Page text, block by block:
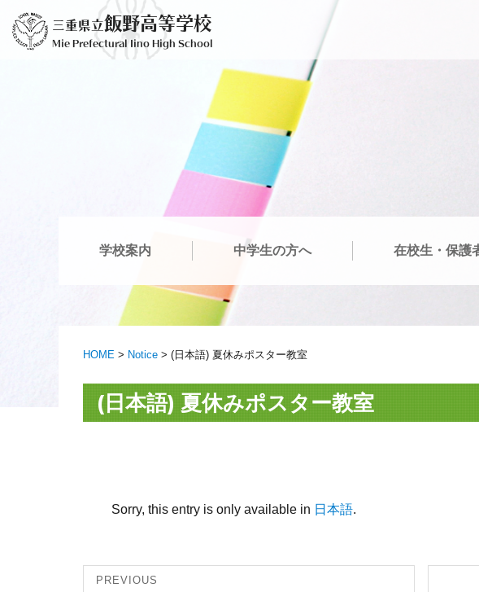
content
三重県立飯野高等学校
Mie Prefectural Iino High School
学校案内 中学生の方へ 在校生・保護
HOME > Notice > (日本語) 夏休みポスター教室
(日本語) 夏休みポスター教室
Sorry, this entry is only available in 日本語.
Post
PREVIOUS